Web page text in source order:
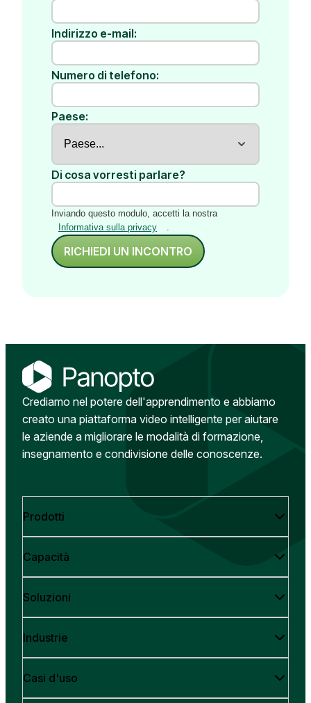
Indirizzo e-mail:
Numero di telefono:
Paese:
Di cosa vorresti parlare?
Inviando questo modulo, accetti la nostra
Informativa sulla privacy
.
RICHIEDI UN INCONTRO
Crediamo nel potere dell'apprendimento e abbiamo
creato una piattaforma video intelligente per aiutare
le aziende a migliorare le modalità di formazione,
insegnamento e condivisione delle conoscenze.
Prodotti
Capacità
Soluzioni
Industrie
Casi d'uso